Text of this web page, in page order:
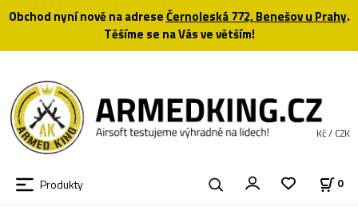
Obchod nyní nově na adreseČernoleská 772, Benešov u Prahy.
Těšíme se na Vás ve větším!
Produkty 0
Kč / CZK